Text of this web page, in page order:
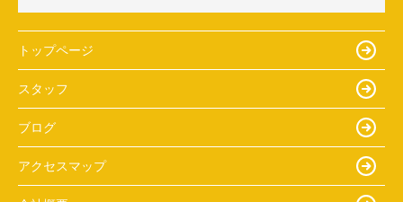
トップページ
スタッフ
ブログ
アクセスマップ